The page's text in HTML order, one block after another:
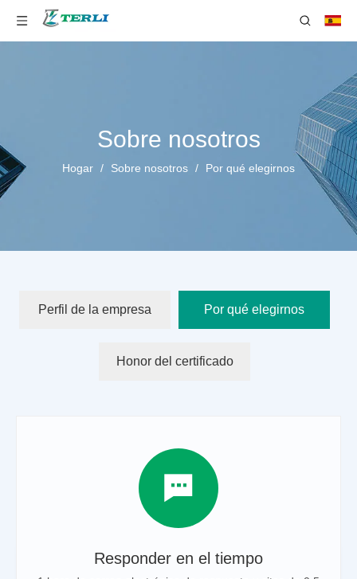
Sobre nosotros
Hogar / Sobre nosotros / Por qué elegirnos
Perfil de la empresa Por qué elegirnos
Honor del certificado
Responder en el tiempo